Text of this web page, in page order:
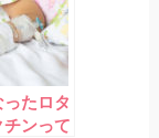
たロタ
ンって